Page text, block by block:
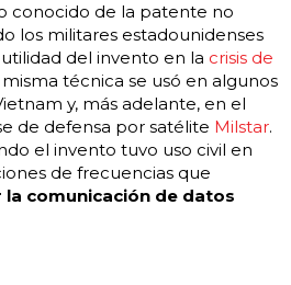
conocido de la patente no
los militares estadounidenses
del invento en la crisis de
misma técnica se usó en algunos
y, más adelante, en el
de defensa por satélite Milstar.
el invento tuvo uso civil en
de frecuencias que
la comunicación de datos